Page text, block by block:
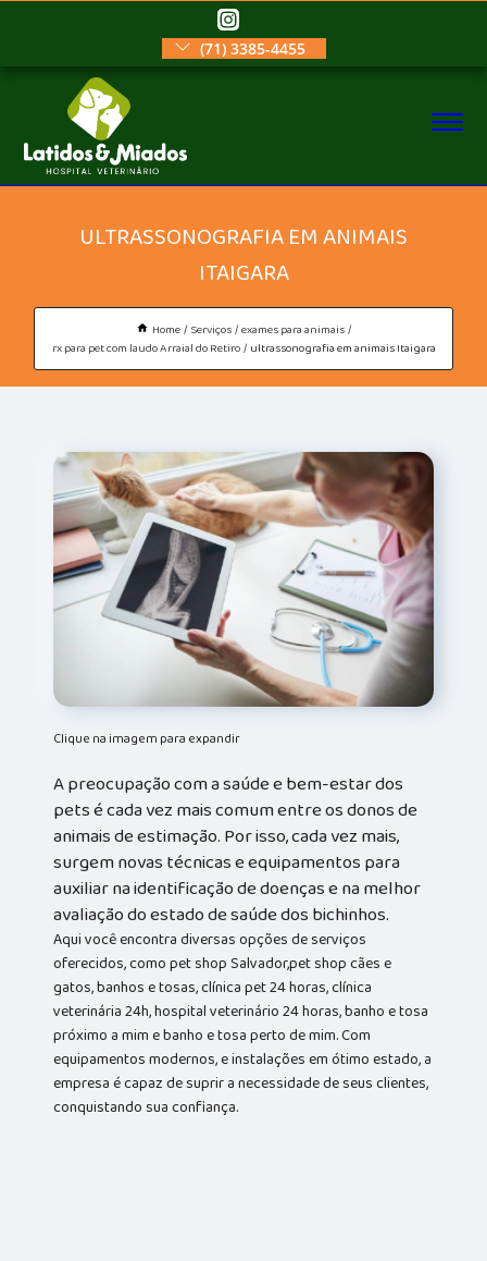
(71) 3385-4455
ULTRASSONOGRAFIA EM ANIMAIS
ITAIGARA
Home Serviços exames para animais
rx para pet com laudo Arraial do Retiro
ultrassonografia em animais Itaigara
Clique na imagem para expandir
A preocupação com a saúde e bem-estar dos
pets é cada vez mais comum entre os donos de
animais de estimação. Por isso, cada vez mais,
surgem novas técnicas e equipamentos para
auxiliar na identificação de doenças e na melhor
avaliação do estado de saúde dos bichinhos.
Aqui você encontra diversas opções de serviços
oferecidos, como pet shop Salvador,pet shop cães e
gatos, banhos e tosas, clínica pet 24 horas, clínica
veterinária 24h, hospital veterinário 24 horas, banho e tosa
próximo a mim e banho e tosa perto de mim. Com
equipamentos modernos, e instalações em ótimo estado, a
empresa é capaz de suprir a necessidade de seus clientes,
conquistando sua confiança.